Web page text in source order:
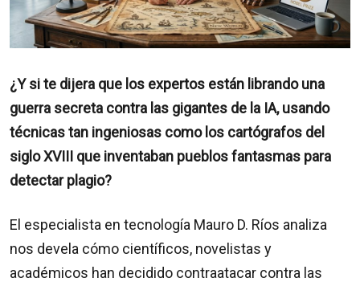
¿Y si te dijera que los expertos están librando una
guerra secreta contra las gigantes de la IA, usando
técnicas tan ingeniosas como los cartógrafos del
siglo XVIII que inventaban pueblos fantasmas para
detectar plagio?
El especialista en tecnología Mauro D. Ríos analiza
nos devela cómo científicos, novelistas y
académicos han decidido contraatacar contra las